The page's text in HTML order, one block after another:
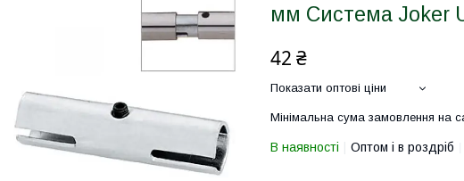
мм Система Joker
42 ₴
Показати оптові ціни
Мінімальна сума замовлення на
В наявності Оптом і в роздріб